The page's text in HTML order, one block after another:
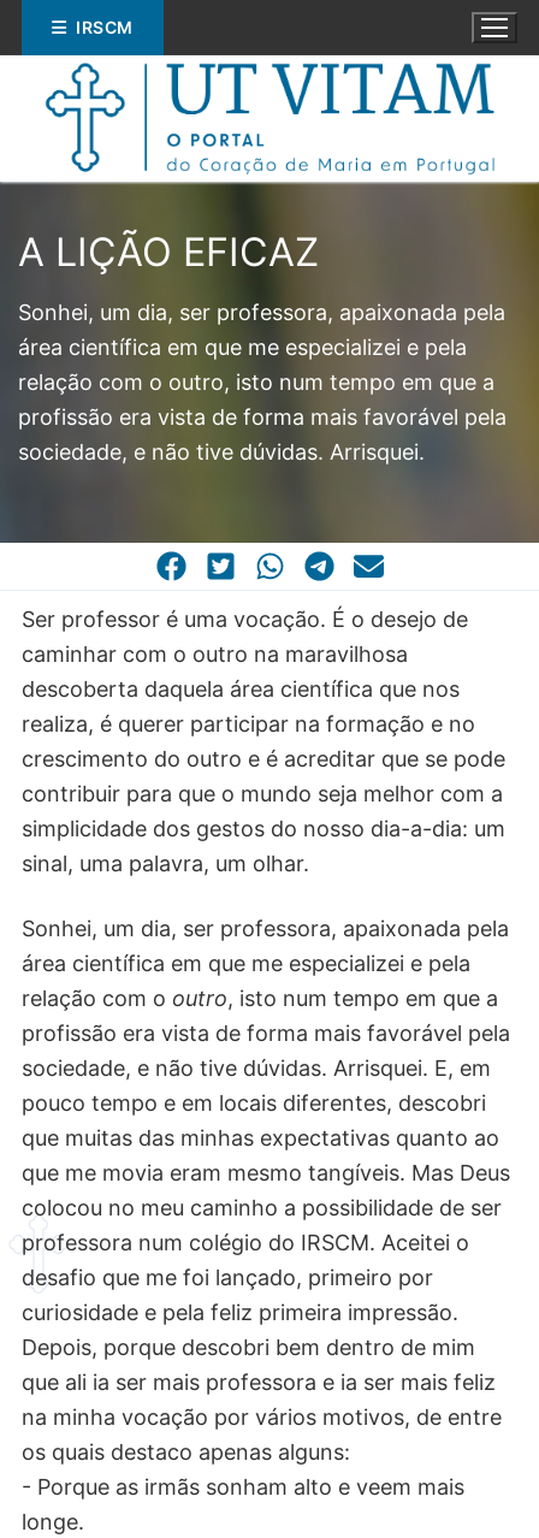
Saltar
para
conteúdo
IRSCM
Pesquisar
por:
ESPIRITUALIDADE
EDUCAÇÃO
CASA COMUM
POR VOCAÇÃO
A LIÇÃO EFICAZ
Sonhei, um dia, ser professora, apaixonada pela
área científica em que me especializei e pela
relação com o outro, isto num tempo em que a
profissão era vista de forma mais favorável pela
sociedade, e não tive dúvidas. Arrisquei.
Ser professor é uma vocação. É o desejo de
caminhar com o outro na maravilhosa
descoberta daquela área científica que nos
realiza, é querer participar na formação e no
crescimento do outro e é acreditar que se pode
contribuir para que o mundo seja melhor com a
simplicidade dos gestos do nosso dia-a-dia: um
sinal, uma palavra, um olhar.
Sonhei, um dia, ser professora, apaixonada pela
área científica em que me especializei e pela
relação com o outro, isto num tempo em que a
profissão era vista de forma mais favorável pela
sociedade, e não tive dúvidas. Arrisquei. E, em
pouco tempo e em locais diferentes, descobri
que muitas das minhas expectativas quanto ao
que me movia eram mesmo tangíveis. Mas Deus
colocou no meu caminho a possibilidade de ser
professora num colégio do IRSCM. Aceitei o
desafio que me foi lançado, primeiro por
curiosidade e pela feliz primeira impressão.
Depois, porque descobri bem dentro de mim
que ali ia ser mais professora e ia ser mais feliz
na minha vocação por vários motivos, de entre
os quais destaco apenas alguns:
- Porque as irmãs sonham alto e veem mais
longe.